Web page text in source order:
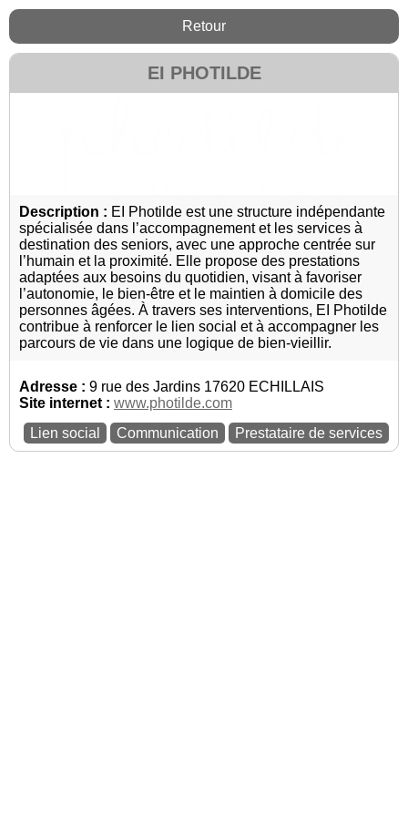
Retour
EI PHOTILDE
Description : EI Photilde est une structure indépendante
spécialisée dans l’accompagnement et les services à
destination des seniors, avec une approche centrée sur
l’humain et la proximité. Elle propose des prestations
adaptées aux besoins du quotidien, visant à favoriser
l’autonomie, le bien-être et le maintien à domicile des
personnes âgées. À travers ses interventions, EI Photilde
contribue à renforcer le lien social et à accompagner les
parcours de vie dans une logique de bien-vieillir.
Adresse : 9 rue des Jardins 17620 ECHILLAIS
Site internet : www.photilde.com
Lien social
Communication Prestataire de services